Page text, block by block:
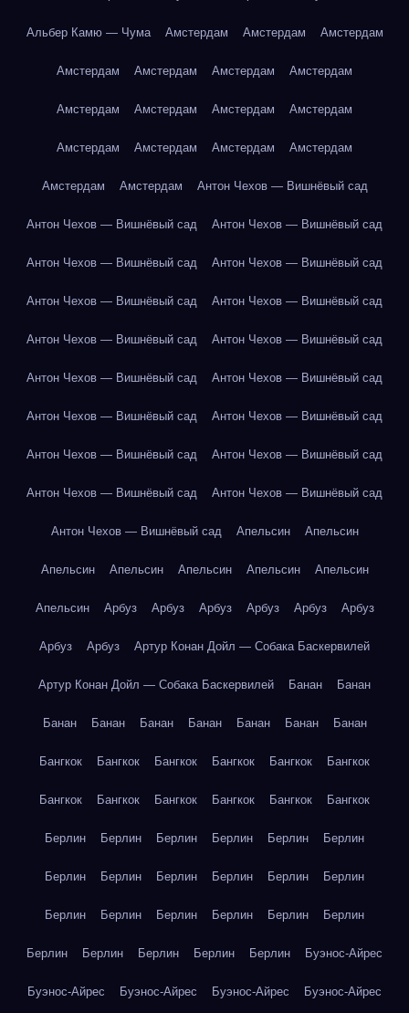
Альбер Камю — Чума Амстердам Амстердам Амстердам
Амстердам Амстердам Амстердам Амстердам
Амстердам Амстердам Амстердам Амстердам
Амстердам Амстердам Амстердам Амстердам
Амстердам Амстердам Антон Чехов — Вишнёвый сад
Антон Чехов — Вишнёвый сад Антон Чехов — Вишнёвый сад
Антон Чехов — Вишнёвый сад Антон Чехов — Вишнёвый сад
Антон Чехов — Вишнёвый сад Антон Чехов — Вишнёвый сад
Антон Чехов — Вишнёвый сад Антон Чехов — Вишнёвый сад
Антон Чехов — Вишнёвый сад Антон Чехов — Вишнёвый сад
Антон Чехов — Вишнёвый сад Антон Чехов — Вишнёвый сад
Антон Чехов — Вишнёвый сад Антон Чехов — Вишнёвый сад
Антон Чехов — Вишнёвый сад Антон Чехов — Вишнёвый сад
Антон Чехов — Вишнёвый сад Апельсин Апельсин
Апельсин Апельсин Апельсин Апельсин Апельсин
Апельсин Арбуз Арбуз Арбуз Арбуз Арбуз Арбуз
Арбуз Арбуз Артур Конан Дойл — Собака Баскервилей
Артур Конан Дойл — Собака Баскервилей Банан Банан
Банан Банан Банан Банан Банан Банан Банан
Бангкок Бангкок Бангкок Бангкок Бангкок Бангкок
Бангкок Бангкок Бангкок Бангкок Бангкок Бангкок
Берлин Берлин Берлин Берлин Берлин Берлин
Берлин Берлин Берлин Берлин Берлин Берлин
Берлин Берлин Берлин Берлин Берлин Берлин
Берлин Берлин Берлин Берлин Берлин Буэнос-Айрес
Буэнос-Айрес Буэнос-Айрес Буэнос-Айрес Буэнос-Айрес